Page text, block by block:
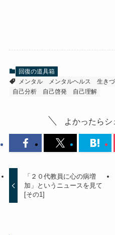
回復の道具箱
メンタル
メンタルヘルス 生き
自己分析
自己啓発 自己理解
よかったらシ
「２０代教員に心の病増
加」というニュースを見て
[その1]